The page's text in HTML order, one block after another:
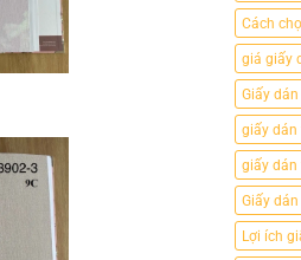
Cách
giá giấy
Giấy
giấy
giấy dán
Giấy
Lợi ích